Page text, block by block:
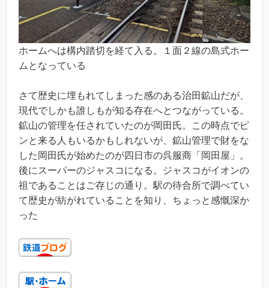
ホームへは構内踏切を経て入る。１面２線の島式ホー
ムとなっている
さて歴史に埋もれてしまった感のある治田鉱山だが、
現代でしかも誰しもが知る存在へとつながっている。
鉱山の管理を任されていたのが岡田氏。この時点でピ
ンと来る人もいるかもしれないが、鉱山管理で財をな
した岡田氏が始めたのが四日市の呉服商「岡田屋」。
後にスーパーのジャスコになる。ジャスコがイオンの
祖であることはご存じの通り。駅の待合所で調べてい
て歴史が紡がれていることを知り、ちょっと感慨深か
った